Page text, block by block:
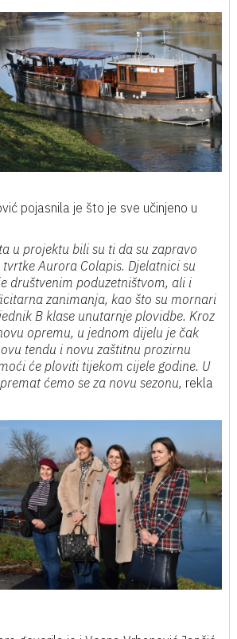
pojasnila je što je sve učinjeno u
u projektu bili su ti da su zapravo
Aurora Colapis. Djelatnici su
društvenim poduzetništvom, ali i
zanimanja, kao što su mornari
B klase unutarnje plovidbe. Kroz
opremu, u jednom dijelu je čak
tendu i novu zaštitnu prozirnu
će ploviti tijekom cijele godine. U
ćemo se za novu sezonu, rekla